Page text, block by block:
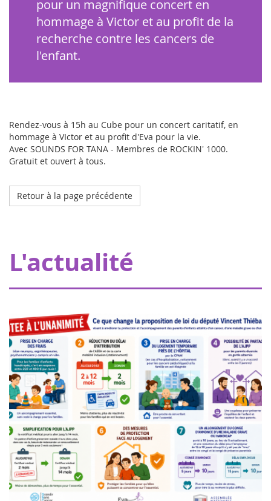
pour un magnifique concert en
hommage à Victor et au profit de la
recherche contre les cancers de
l'enfant.
Rendez-vous à 15h au Cube pour un concert caritatif, en
hommage à VIctor et au profit d'Eva pour la vie.
Avec SOUNDS FOR TANA - Membres de ROCKIN' 1000.
Gratuit et ouvert à tous.
Retour à la page précédente
L'actualité
subvention de 20000€ permettant à Pharmavie de mettre
en place un espace dédié aux petits patients atteints
18
juin
Femmes de coeur à Nogent sur
Oise
Marchez ou courez pour soutenir la